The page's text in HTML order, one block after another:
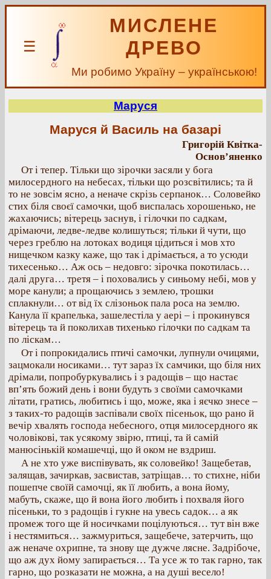
☰
МИСЛЕНЕ
ДРЕВО
Ми робимо Україну – українською!
Маруся
Маруся й Василь на базарі
Григорій Квітка-
Основ’яненко
От і тепер. Тільки що зірочки засяли у бога
милосердного на небесах, тільки що розсвітились; та й
то не зовсім ясно, а неначе скрізь серпанок… Соловейко
стих біля своєї самочки, щоб виспалась хорошенько, не
жахаючись; вітерець заснув, і гілочки по садкам,
дрімаючи, ледве-ледве колишуться; тільки й чути, що
через греблю на лотоках водиця цідиться і мов хто
нищечком казку каже, що так і дрімається, а то усюди
тихесенько… Аж ось – недовго: зірочка покотилась…
далі друга… третя – і поховались у синьому небі, мов у
море канули; а прощаючись з землею, трошки
сплакнули… от від їх слізоньок пала роса на землю.
Канула її крапелька, зашелестіла у аері – і прокинувся
вітерець та й поколихав тихенько гілочки по садкам та
по ліскам…
От і попрокидались птичі самочки, лупнули очицями,
зацмокали носиками… тут зараз їх самчики, що біля них
дрімали, попробуркувались і з радощів – що настає
вп’ять божий день і вони будуть з своїми самочками
літати, гратись, любитись і що, може, яка і яєчко знесе –
з таких-то радощів заспівали своїх пісеньок, що рано й
вечір хвалять господа небесного, отця милосердного як
чоловікові, так усякому звірю, птиці, та й самій
манюсінькій комашечці, що й оком не вздриш.
А не хто уже виспівувать, як соловейко! Защебетав,
залящав, зачиркав, засвистав, затріщав… то стихне, ніби
пошепче своїй самочці, як її любить, а вона йому,
мабуть, скаже, що й вона його любить і похваля його
пісеньки, то з радощів і гукне на увесь садок… а як
промеж того ще й носичками поцілуються… тут він вже
і нестямиться… зажмуриться, защебече, затерчить, що
аж неначе охрипне, та знову ще дужче лясне. Задрібоче,
що аж дух йому запирається… Та усе ж то так гарно, так
гарно, що розказати не можна, а на душі весело!